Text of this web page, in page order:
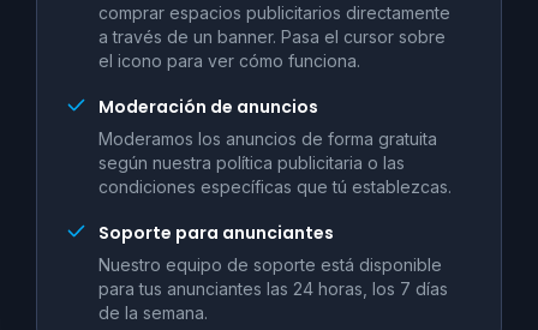
comprar espacios publicitarios directamente
a través de un banner. Pasa el cursor sobre
el icono para ver cómo funciona.
Moderación de anuncios
Moderamos los anuncios de forma gratuita
según nuestra política publicitaria o las
condiciones específicas que tú establezcas.
Soporte para anunciantes
Nuestro equipo de soporte está disponible
para tus anunciantes las 24 horas, los 7 días
de la semana.